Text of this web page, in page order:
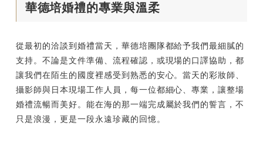
華德培婚禮的專業與溫柔
從最初的洽談到婚禮當天，華德培團隊都給予我們最細膩的
支持。不論是文件準備、流程確認，或現場的口譯協助，都
讓我們在陌生的國度裡感受到熟悉的安心。當天的彩妝師、
攝影師與日本現場工作人員，每一位都細心、專業，讓整場
婚禮流暢而美好。能在海的那一端完成屬於我們的誓言，不
只是浪漫，更是一段永遠珍藏的回憶。